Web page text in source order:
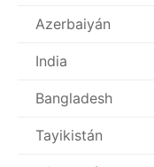
Azerbaiyán
India
Bangladesh
Tayikistán